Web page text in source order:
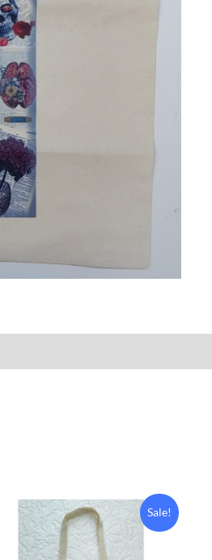
Sale!
Original
price
was:
15,00 KM.
Current
price
is:
8,00 KM.